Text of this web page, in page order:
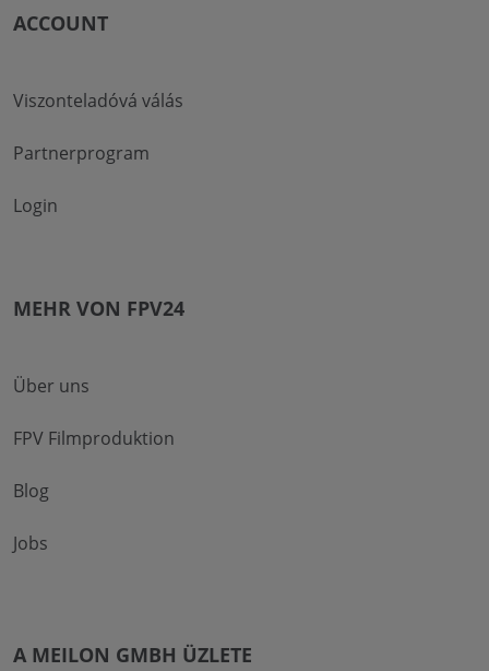
ACCOUNT
Viszonteladóvá válás
Partnerprogram
Login
MEHR VON FPV24
Über uns
FPV Filmproduktion
Blog
Jobs
A MEILON GMBH ÜZLETE